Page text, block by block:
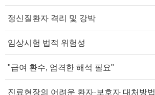
정신질환자 격리 및 강박
임상시험 법적 위험성
"급여 환수, 엄격한 해석 필요"
진료현장의 어려운 환자·보호자 대처방법